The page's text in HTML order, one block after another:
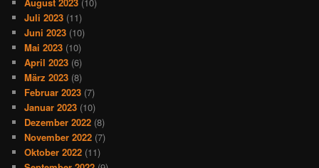
August 2023 (10)
Juli 2023 (11)
Juni 2023 (10)
Mai 2023 (10)
April 2023 (6)
März 2023 (8)
Februar 2023 (7)
Januar 2023 (10)
Dezember 2022 (8)
November 2022 (7)
Oktober 2022 (11)